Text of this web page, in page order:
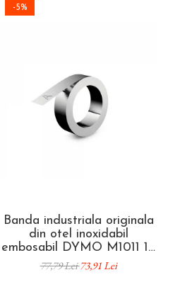
-5%
Banda industriala originala
din otel inoxidabil
embosabil DYMO M1011 12
x 6.4 mm pentru
identificarea permanenta a
77,79 Lei73,91 Lei